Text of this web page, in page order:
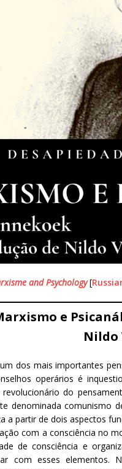
and Psychology[
e
Nildo
dos mais importantes
operários é
do
denominada comunismo
a partir de dois aspectos
com a consciência no
de consciência e
com esses elementos.